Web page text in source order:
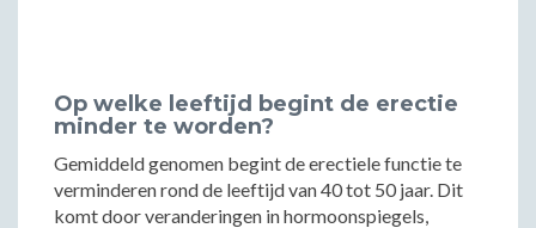
Op welke leeftijd begint de erectie
minder te worden?
Gemiddeld genomen begint de erectiele functie te
verminderen rond de leeftijd van 40 tot 50 jaar. Dit
komt door veranderingen in hormoonspiegels,